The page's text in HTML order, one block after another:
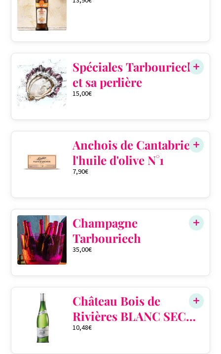
Spéciales Tarbouriech
et sa perlière
15,00€
Anchois de Cantabrie à
l'huile d'olive N°1
7,90€
Champagne
Tarbouriech
35,00€
Château Bois de
Rivières BLANC SEC
PERLÉ AOP
10,48€